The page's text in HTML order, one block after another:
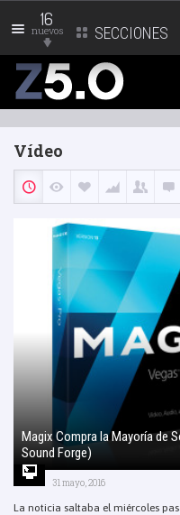
16
nuevos SECCIONES
Vídeo
Magix Compra la Mayoría de
Sound Forge)
31 mayo, 2016
La noticia saltaba el miércoles